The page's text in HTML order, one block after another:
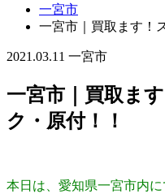
一宮市
一宮市｜買取ます！
2021.03.11 一宮市
一宮市｜買取ま
ク・原付！！
本日は、愛知県一宮市内